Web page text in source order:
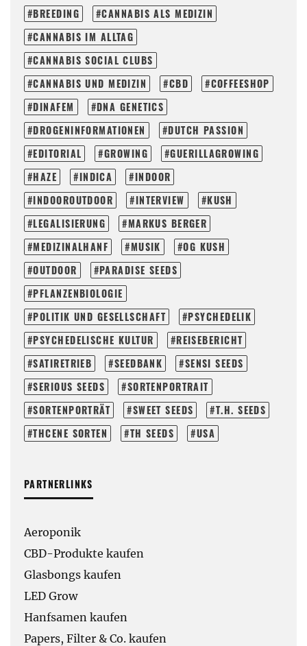
BREEDING
CANNABIS ALS MEDIZIN
CANNABIS IM ALLTAG
CANNABIS SOCIAL CLUBS
CANNABIS UND MEDIZIN
CBD
COFFEESHOP
DINAFEM
DNA GENETICS
DROGENINFORMATIONEN
DUTCH PASSION
EDITORIAL
GROWING
GUERILLAGROWING
HAZE
INDICA
INDOOR
INDOOROUTDOOR
INTERVIEW
KUSH
LEGALISIERUNG
MARKUS BERGER
MEDIZINALHANF
MUSIK
OG KUSH
OUTDOOR
PARADISE SEEDS
PFLANZENBIOLOGIE
POLITIK UND GESELLSCHAFT
PSYCHEDELIK
PSYCHEDELISCHE KULTUR
REISEBERICHT
SATIRETRIEB
SEEDBANK
SENSI SEEDS
SERIOUS SEEDS
SORTENPORTRAIT
SORTENPORTRÄT
SWEET SEEDS
T.H. SEEDS
THCENE SORTEN
TH SEEDS USA
PARTNERLINKS
Aeroponik
CBD-Produkte kaufen
Glasbongs kaufen
LED Grow
Hanfsamen kaufen
Papers, Filter & Co. kaufen